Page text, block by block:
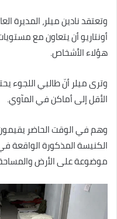
وتعتقد نادين ميلر، المديرة
أونتاريو أن يتعاون مع
هؤلاء الأشخاص.
وترى ميلر أنّ طالبي اللجوء
الأقل إلى أماكن في المآوي.
وهم في الوقت الحاضر
الكنيسة المذكورة الواقعة
موضوعة على الأرض